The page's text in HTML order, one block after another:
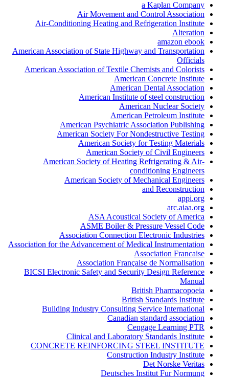
a Kaplan Company
Air Movement and Control Association
Air-Conditioning Heating and Refrigeration Institute
Alteration
amazon ebook
American Association of State Highway and Transportation
Officials
American Association of Textile Chemists and Colorists
American Concrete Institute
American Dental Association
American Institute of steel construction
American Nuclear Society
American Petroleum Institute
American Psychiatric Association Publishing
American Society For Nondestructive Testing
American Society for Testing Materials
American Society of Civil Engineers
American Society of Heating Refrigerating & Air-
conditioning Engineers
American Society of Mechanical Engineers
and Reconstruction
appi.org
arc.aiaa.org
ASA Acoustical Society of America
ASME Boiler & Pressure Vessel Code
Association Connection Electronic Industries
Association for the Advancement of Medical Instrumentation
Association Francaise
Association Française de Normalisation
BICSI Electronic Safety and Security Design Reference
Manual
British Pharmacopoeia
British Standards Institute
Building Industry Consulting Service International
Canadian standard association
Cengage Learning PTR
Clinical and Laboratory Standards Institute
CONCRETE REINFORCING STEEL INSTITUTE
Construction Industry Institute
Det Norske Veritas
Deutsches Institut Fur Normung